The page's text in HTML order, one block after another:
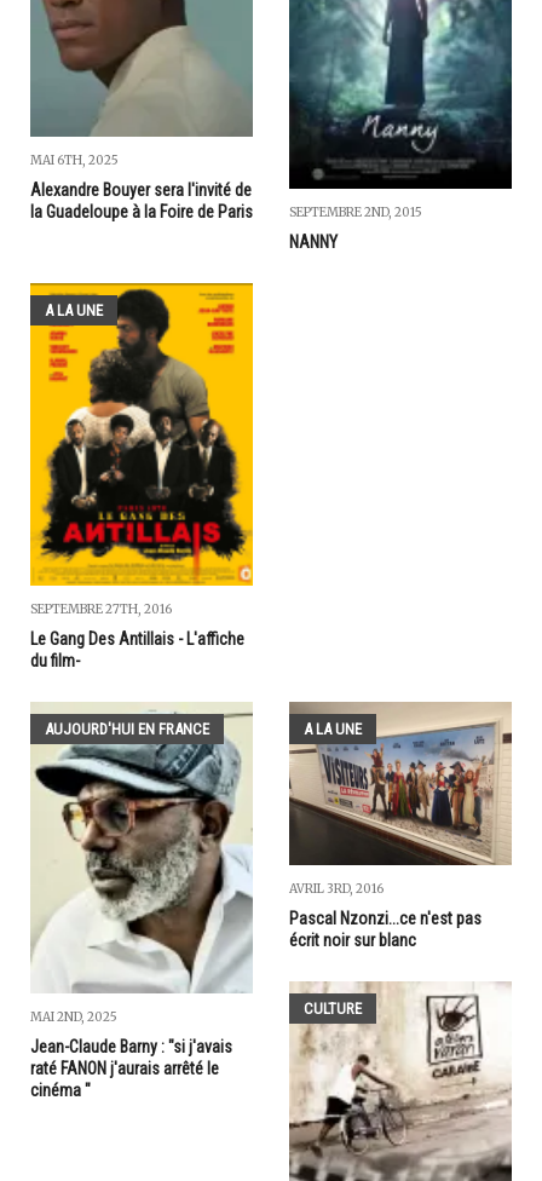
MAI 6TH, 2025
Alexandre Bouyer sera l'invité de
la Guadeloupe à la Foire de Paris
SEPTEMBRE 2ND, 2015
NANNY
A LA UNE
SEPTEMBRE 27TH, 2016
Le Gang Des Antillais - L'affiche
du film-
AUJOURD'HUI EN FRANCE
MAI 2ND, 2025
Jean-Claude Barny : "si j'avais
raté FANON j'aurais arrêté le
cinéma "
A LA UNE
AVRIL 3RD, 2016
Pascal Nzonzi...ce n'est pas
écrit noir sur blanc
CULTURE